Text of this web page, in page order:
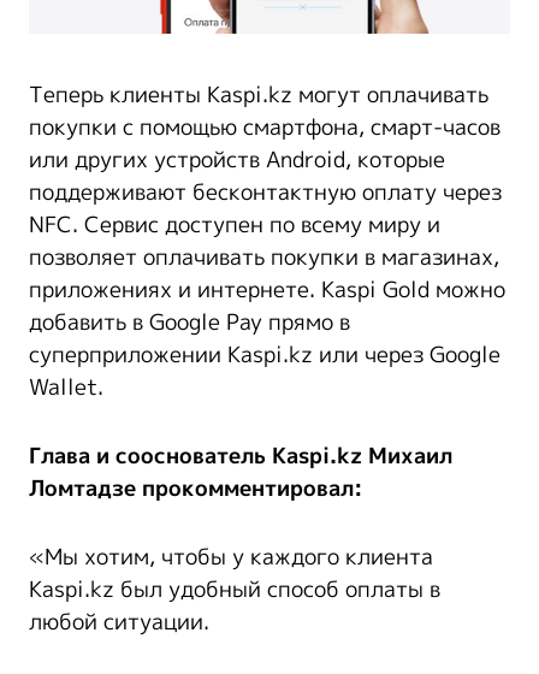
Теперь клиенты Kaspi.kz могут оплачивать
покупки с помощью смартфона, смарт-часов
или других устройств Android, которые
поддерживают бесконтактную оплату через
NFC. Сервис доступен по всему миру и
позволяет оплачивать покупки в магазинах,
приложениях и интернете. Kaspi Gold можно
добавить в Google Pay прямо в
суперприложении Kaspi.kz или через Google
Wallet.
Глава и сооснователь Kaspi.kz Михаил
Ломтадзе прокомментировал:
«Мы хотим, чтобы у каждого клиента
Kaspi.kz был удобный способ оплаты в
любой ситуации.